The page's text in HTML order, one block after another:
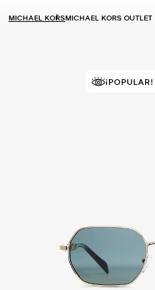
MICHAEL KORSMICHAEL KORS OUTLET
¡POPULAR!